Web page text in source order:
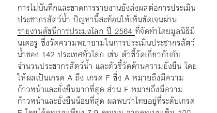
การไม่บันทึกและขาดการรายงานยังส่งผลต่อการประเมิน
ประชากรสัตว์น้ำ ปัญหานี้สะท้อนให้เห็นชัดเจนผ่าน
รายงานดัชนีการประมงโลก ปี 2564 ที่จัดทำโดยมูลนิธิมิ
นเดอรู ซึ่งวัดความพยายามในการประเมินประชากรสัตว์
น้ำของ 142 ประเทศทั่วโลก เช่น ตัวชี้วัดเกี่ยวกับกับ
จำนวนประชากรสัตว์น้ำ และตัวชี้วัดด้านความยั่งยืน โดย
ให้ผลเป็นเกรด A ถึง เกรด F ซึ่ง A หมายถึงมีความ
ก้าวหน้าและยั่งยืนมากที่สุด ส่วน F หมายถึงมีความ
ก้าวหน้าและยั่งยืนน้อยที่สุด ผลพบว่าไทยอยู่ที่ระดับเกรด